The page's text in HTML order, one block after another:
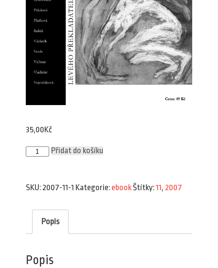
35,00Kč
Plav
11/2007
Přidat do košíku
SKU: 2007-11-1 Kategorie: ebookŠtítky:11, 2007
Popis
Popis